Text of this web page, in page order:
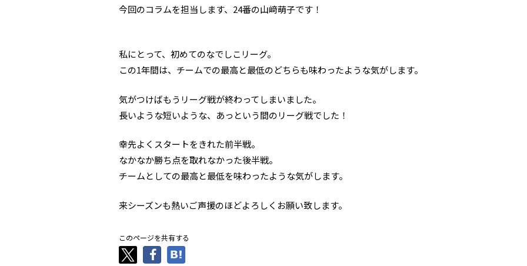
今回のコラムを担当します、24番の山﨑萌子です！
私にとって、初めてのなでしこリーグ。
この1年間は、チームでの最高と最低のどちらも味わったような気がします。
気がつけばもうリーグ戦が終わってしまいました。
長いような短いような、あっという間のリーグ戦でした！
幸先よくスタートをきれた前半戦。
なかなか勝ち点を取れなかった後半戦。
チームとしての最高と最低を味わったような気がします。
来シーズンも熱いご声援のほどよろしくお願い致します。
このページを共有する